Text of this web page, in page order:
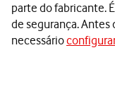
parte do fabricante.
de segurança.
necessário